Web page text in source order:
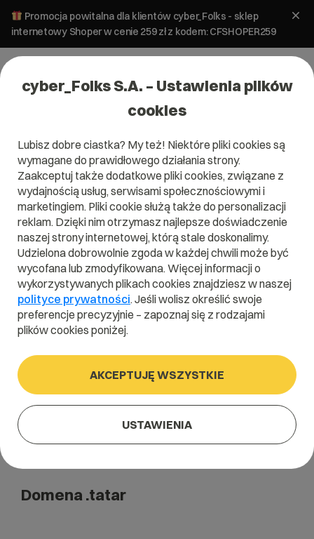
Promocja powitalna dla klientów cyber_Folks - sklep
internetowy Shoper w cenie 259 zł z kodem: CFSHOPER259
Domena .tatar
Domena z charakterem
.tatar
Szukaj
Domena .tatar
cyber_Folks S.A. – Ustawienia plików
cookies
Lubisz dobre ciastka? My też! Niektóre pliki cookies są
wymagane do prawidłowego działania strony.
Zaakceptuj także dodatkowe pliki cookies, związane z
wydajnością usług, serwisami społecznościowymi i
marketingiem. Pliki cookie służą także do personalizacji
reklam. Dzięki nim otrzymasz najlepsze doświadczenie
naszej strony internetowej, którą stale doskonalimy.
Udzielona dobrowolnie zgoda w każdej chwili może być
wycofana lub zmodyfikowana. Więcej informacji o
wykorzystywanych plikach cookies znajdziesz w naszej
polityce prywatności. Jeśli wolisz określić swoje
preferencje precyzyjnie – zapoznaj się z rodzajami
plików cookies poniżej.
AKCEPTUJĘ WSZYSTKIE
USTAWIENIA